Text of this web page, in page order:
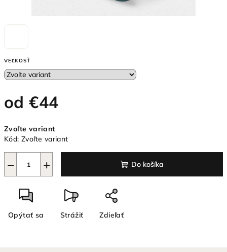
VEĽKOSŤ
od€44
cena:
Zvoľte variant
Kód: Zvoľte variant
+
− Do košíka
Opýtať sa Strážiť Zdieľať